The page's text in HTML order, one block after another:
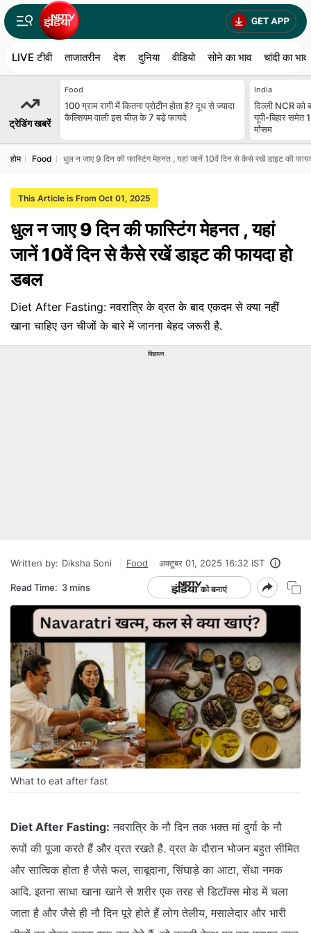
LIVE टीवी ताजातरीन देश दुनिया वीडियो सोने का भाव चांदी का भाव
ट्रेडिंग खबरें
Food
100 ग्राम रागी में कितना प्रोटीन होता है? दूध से ज्यादा
कैल्शियम वाली इस चीज़ के 7 बड़े फायदे
India
दिल्ली NCR को
यूपी-बिहार समेत
मौसम
होम Food धुल न जाए 9 दिन की फास्टिंग मेहनत , यहां जानें 10वें दिन से कैसे रखें डाइट की
This Article is From Oct 01, 2025
धुल न जाए 9 दिन की फास्टिंग मेहनत , यहां
जानें 10वें दिन से कैसे रखें डाइट की फायदा हो
डबल
Diet After Fasting: नवरात्रि के व्रत के बाद एकदम से क्या नहीं
खाना चाहिए उन चीजों के बारे में जानना बेहद जरूरी है.
विज्ञापन
Written by: Diksha Soni Food अक्टूबर 01, 2025 16:32 IST
Read Time: 3 mins
What to eat after fast
Diet After Fasting: नवरात्रि के नौ दिन तक भक्त मां दुर्गा के नौ
रूपों की पूजा करते हैं और व्रत रखते है. व्रत के दौरान भोजन बहुत सीमित
और सात्विक होता है जैसे फल, साबूदाना, सिंघाड़े का आटा, सेंधा नमक
आदि. इतना साधा खाना खाने से शरीर एक तरह से डिटॉक्स मोड में चला
जाता है और जैसे ही नौ दिन पूरे होते हैं लोग तेलीय, मसालेदार और भारी